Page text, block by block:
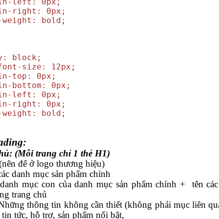
right: 0px;
bold;
block;
size: 12px;
top: 0px;
0px;
left: 0px;
right: 0px;
bold;
(Mỗi trang chỉ 1 thẻ H1)
để ở logo thương hiệu)
danh mục sản phẩm chính
mục con của danh mục sản phẩm chính + tên
trang chủ
thông tin không cần thiết (không phải mục liên
tức, hỗ trợ, sản phẩm nổi bật,